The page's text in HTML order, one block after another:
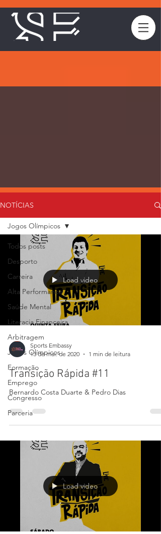
NOTÍCIAS
Todos posts
Desporto
Carreira
Alta Performance
Saúde Mental
Literacia Financeira
Arbitragem
Jogos Olímpicos
Formação
Emprego
Congresso
Parceria
Jogos Olímpicos
Load video
Sports Embassy
13 de mai. de 2020
1 min de leitura
Transição Rápida #11
Bernardo Costa Duarte & Pedro Dias
Load video